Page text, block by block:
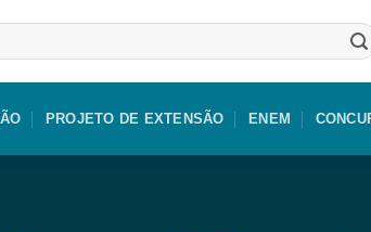
PROJETO DE EXTENSÃO ENEM